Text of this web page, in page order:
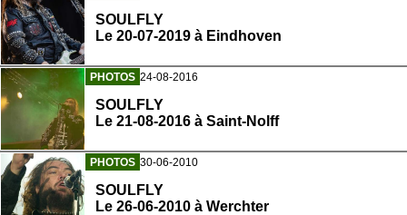
SOULFLY
Le 20-07-2019 à Eindhoven
PHOTOS 24-08-2016
SOULFLY
Le 21-08-2016 à Saint-Nolff
PHOTOS 30-06-2010
SOULFLY
Le 26-06-2010 à Werchter